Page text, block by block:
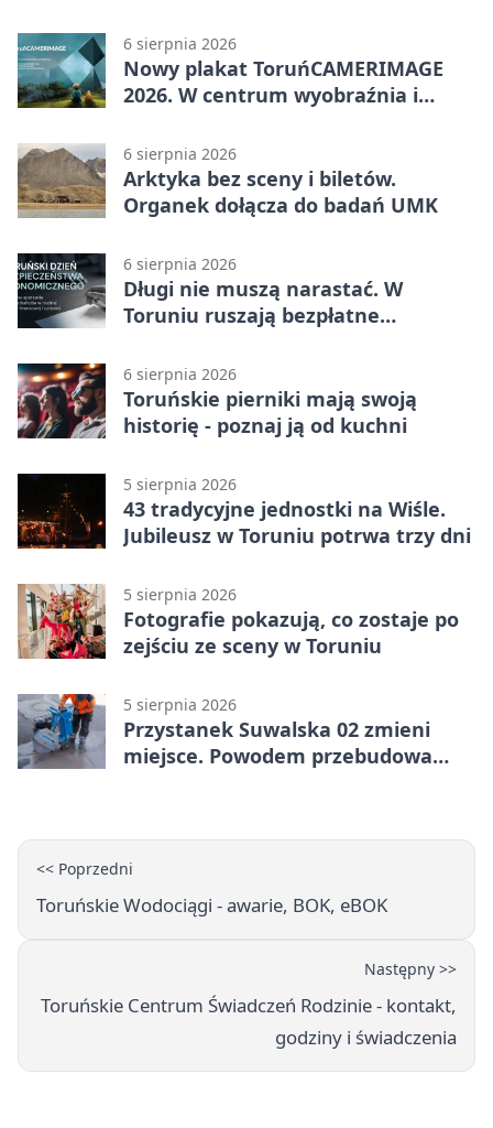
6 sierpnia 2026
Nowy plakat ToruńCAMERIMAGE
2026. W centrum wyobraźnia i
6 sierpnia 2026
Arktyka bez sceny i biletów.
Organek dołącza do badań UMK
6 sierpnia 2026
Długi nie muszą narastać. W
Toruniu ruszają bezpłatne
6 sierpnia 2026
Toruńskie pierniki mają swoją
historię - poznaj ją od kuchni
5 sierpnia 2026
43 tradycyjne jednostki na Wiśle.
Jubileusz w Toruniu potrwa trzy dni
5 sierpnia 2026
Fotografie pokazują, co zostaje po
zejściu ze sceny w Toruniu
5 sierpnia 2026
Przystanek Suwalska 02 zmieni
miejsce. Powodem przebudowa
<< Poprzedni
Toruńskie Wodociągi - awarie, BOK, eBOK
Następny >>
Toruńskie Centrum Świadczeń Rodzinie - kontakt,
godziny i świadczenia